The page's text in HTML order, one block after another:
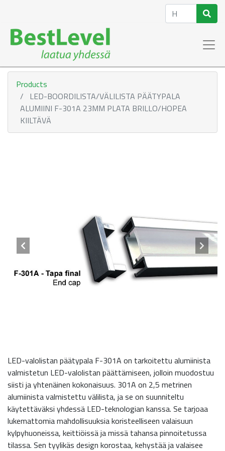
Products
LED-BOORDILISTA/VÄLILISTA PÄÄTYPALA
ALUMIINI F-301A 23MM PLATA BRILLO/HOPEA
KIILTÄVÄ
LED-valolistan päätypala F-301A on tarkoitettu alumiinista
valmistetun LED-valolistan päättämiseen, jolloin muodostuu
siisti ja yhtenäinen kokonaisuus. 301A on 2,5 metrinen
alumiinista valmistettu välilista, ja se on suunniteltu
käytettäväksi yhdessä LED-teknologian kanssa. Se tarjoaa
lukemattomia mahdollisuuksia koristeelliseen valaisuun
kylpyhuoneissa, keittiöissä ja missä tahansa pinnoitetussa
tilassa. Sen tyylikäs design korostaa, kehystää ja valaisee